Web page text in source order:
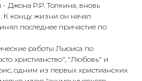
Джона Р.Р. Толкина, вновь
К концу жизни он начал
последнее причастие по
работы Льюиса по
христианство", "Любовь" и
одним из первых христианских